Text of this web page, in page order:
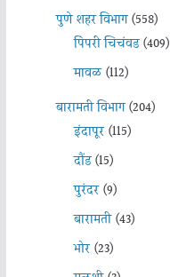
पुणे शहर विभाग(558)
पिंपरी चिचंवड(409)
मावळ(112)
बारामती विभाग(204)
इंदापूर(115)
दौंड(15)
पुरंदर(9)
बारामती(43)
भोर(23)